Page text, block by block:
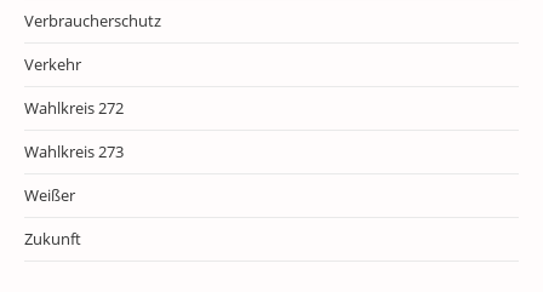
Verbraucherschutz
Verkehr
Wahlkreis 272
Wahlkreis 273
Weißer
Zukunft